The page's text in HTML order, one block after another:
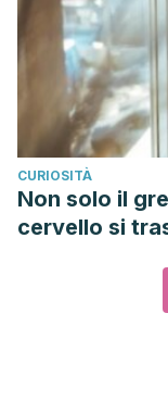
Takeuchi, H.,
Tanaka-Yachi,
Effects of
a Co-culture of
Macrophages.
https://
CURIOSITÀ
Non solo il
cervello si